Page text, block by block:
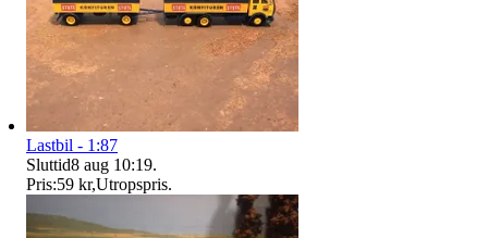
Lastbil - 1:87
Sluttid8 aug 10:19.
Pris:59 kr,Utropspris.